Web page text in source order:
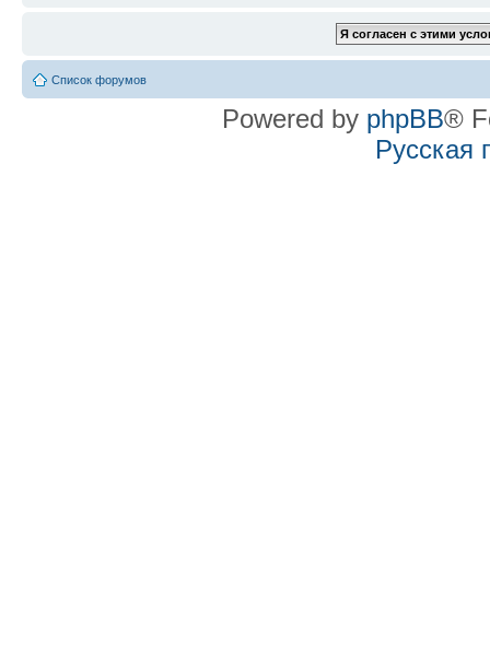
Список форумов
Powered by phpBB®
Русская